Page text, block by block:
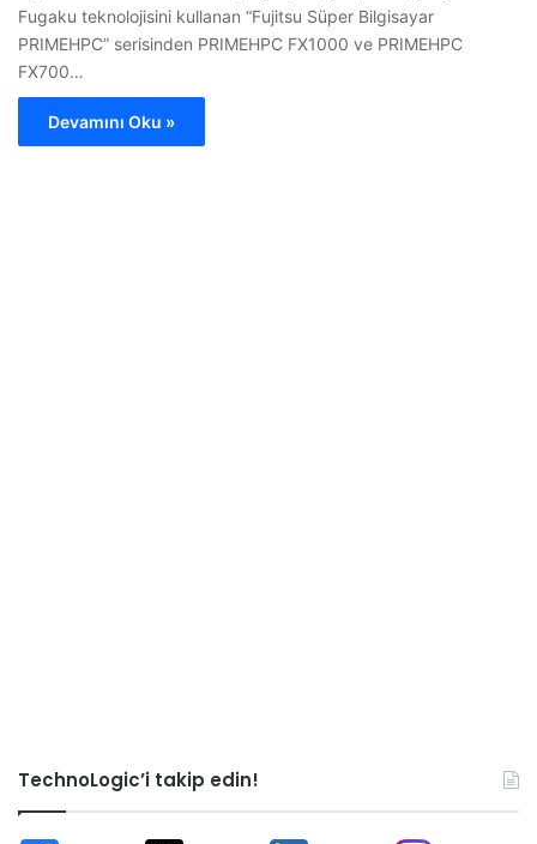
Fugaku teknolojisini kullanan “Fujitsu Süper Bilgisayar
PRIMEHPC” serisinden PRIMEHPC FX1000 ve PRIMEHPC
FX700…
Devamını Oku »
TechnoLogic’i takip edin!